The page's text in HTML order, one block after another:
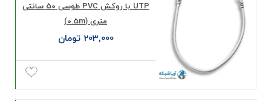
UTP با روکش PVC طوسی 50 سانتی
متری (0.5m)
203,000 تومان